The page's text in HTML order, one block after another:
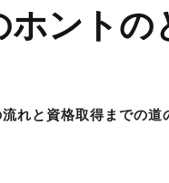
ホントの
れと資格取得までの道